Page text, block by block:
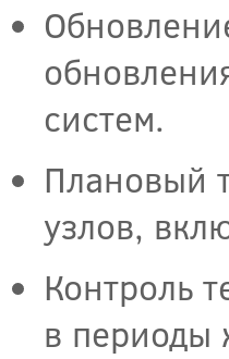
систем.
Плановый
узлов,
Контроль
в периоды